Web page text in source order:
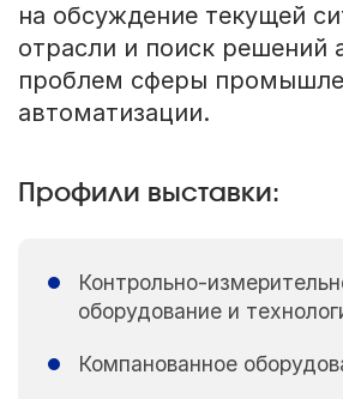
на обсуждение текущей
отрасли и поиск решений
проблем сферы
автоматизации.
Профили выставки:
Контрольно-
оборудование и
Компанованное